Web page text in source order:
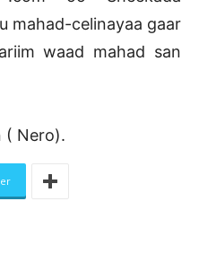
mahad-celinayaa gaar
waad mahad san
( Nero).